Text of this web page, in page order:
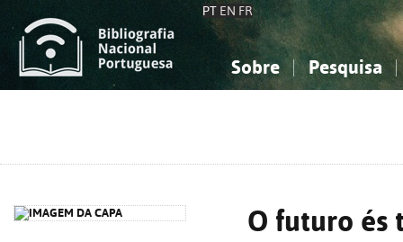
PT EN FR
Sobre Pesquisa
O futuro és